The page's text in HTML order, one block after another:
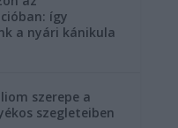
így
a nyári kánikula
szerepe a
szegleteiben